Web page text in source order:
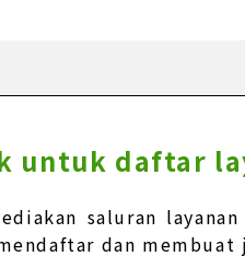
untuk daftar
saluran
dan